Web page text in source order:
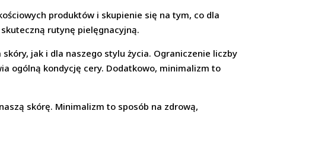
produktów i skupienie się na tym, co dla
rutynę pielęgnacyjną.
jak i dla naszego stylu życia. Ograniczenie liczby
ogólną kondycję cery. Dodatkowo, minimalizm to
skórę. Minimalizm to sposób na zdrową,